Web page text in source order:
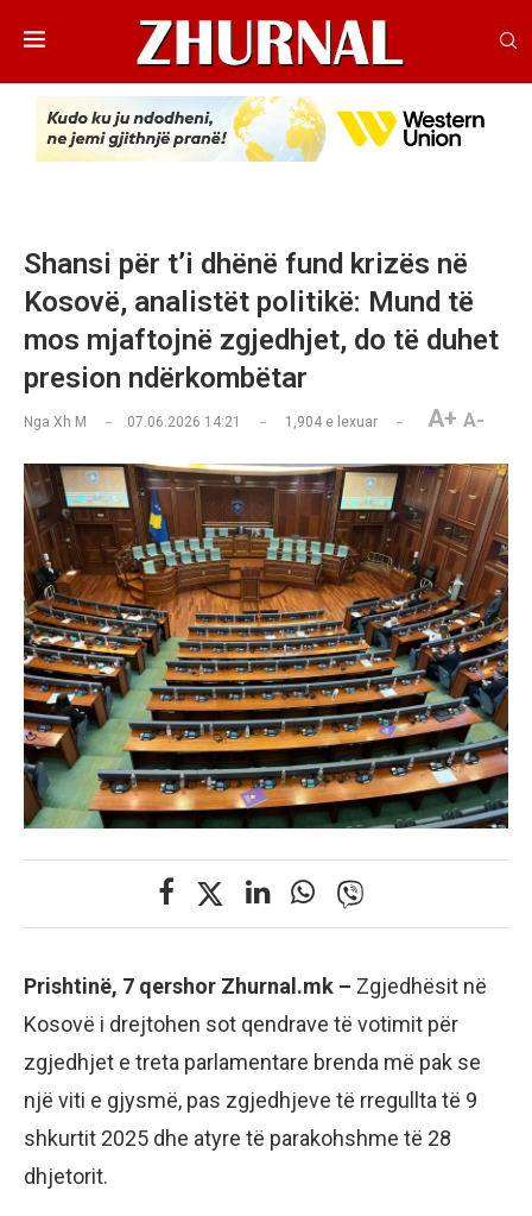
Shansi për t’i dhënë fund krizës në
Kosovë, analistët politikë: Mund të
mos mjaftojnë zgjedhjet, do të duhet
presion ndërkombëtar
Nga Xh M 07.06.2026 14:21 1,904 e lexuar A+ A-
Prishtinë, 7 qershor Zhurnal.mk – Zgjedhësit në
Kosovë i drejtohen sot qendrave të votimit për
zgjedhjet e treta parlamentare brenda më pak se
një viti e gjysmë, pas zgjedhjeve të rregullta të 9
shkurtit 2025 dhe atyre të parakohshme të 28
dhjetorit.